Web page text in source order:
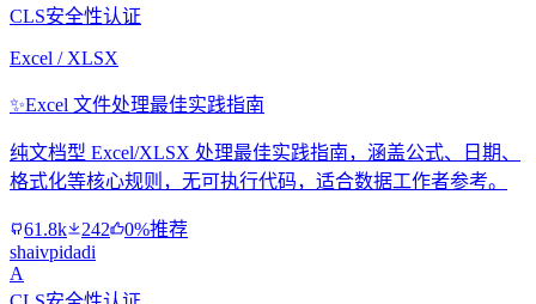
CLS安全性认证
Excel / XLSX
✨Excel 文件处理最佳实践指南
纯文档型 Excel/XLSX 处理最佳实践指南，涵盖公式、日期、
格式化等核心规则，无可执行代码，适合数据工作者参考。
61.8k 242
0%推荐
shaivpidadi
A